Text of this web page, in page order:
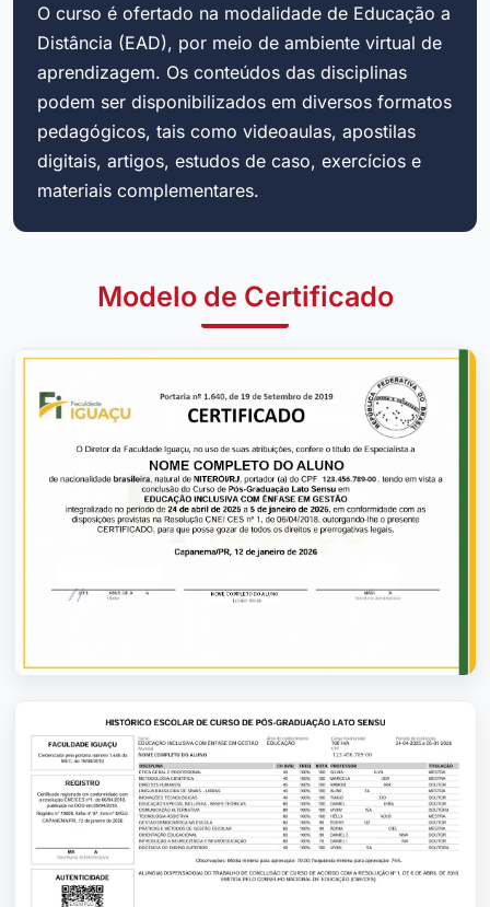
O curso é ofertado na modalidade de Educação a
Distância (EAD), por meio de ambiente virtual de
aprendizagem. Os conteúdos das disciplinas
podem ser disponibilizados em diversos formatos
pedagógicos, tais como videoaulas, apostilas
digitais, artigos, estudos de caso, exercícios e
materiais complementares.
Modelo de Certificado